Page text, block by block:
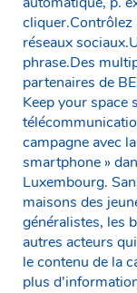
cliquer.Contrôlez
réseaux
phrase.Des
partenaires de
Keep your space
campagne avec
smartphone »
Luxembourg.
maisons des
généralistes, les
autres acteurs
le contenu de la
plus